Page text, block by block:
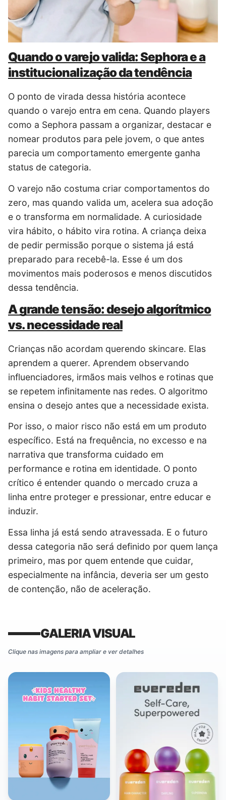
Quando o varejo valida: Sephora e a
institucionalização da tendência
O ponto de virada dessa história acontece
quando o varejo entra em cena. Quando players
como a Sephora passam a organizar, destacar e
nomear produtos para pele jovem, o que antes
parecia um comportamento emergente ganha
status de categoria.
O varejo não costuma criar comportamentos do
zero, mas quando valida um, acelera sua adoção
e o transforma em normalidade. A curiosidade
vira hábito, o hábito vira rotina. A criança deixa
de pedir permissão porque o sistema já está
preparado para recebê-la. Esse é um dos
movimentos mais poderosos e menos discutidos
dessa tendência.
A grande tensão: desejo algorítmico
vs. necessidade real
Crianças não acordam querendo skincare. Elas
aprendem a querer. Aprendem observando
influenciadores, irmãos mais velhos e rotinas que
se repetem infinitamente nas redes. O algoritmo
ensina o desejo antes que a necessidade exista.
Por isso, o maior risco não está em um produto
específico. Está na frequência, no excesso e na
narrativa que transforma cuidado em
performance e rotina em identidade. O ponto
crítico é entender quando o mercado cruza a
linha entre proteger e pressionar, entre educar e
induzir.
Essa linha já está sendo atravessada. E o futuro
dessa categoria não será definido por quem lança
primeiro, mas por quem entende que cuidar,
especialmente na infância, deveria ser um gesto
de contenção, não de aceleração.
GALERIA VISUAL
Clique nas imagens para ampliar e ver detalhes